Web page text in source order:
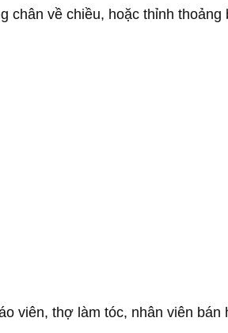
chân về chiều, hoặc thỉnh thoảng
viên, thợ làm tóc, nhân viên bán